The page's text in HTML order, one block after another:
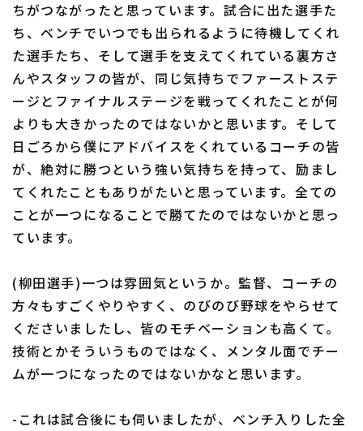
ちがつながったと思っています。試合に出た選手た
ち、ベンチでいつでも出られるように待機してくれ
た選手たち、そして選手を支えてくれている裏方さ
んやスタッフの皆が、同じ気持ちでファーストステ
ージとファイナルステージを戦ってくれたことが何
よりも大きかったのではないかと思います。そして
日ごろから僕にアドバイスをくれているコーチの皆
が、絶対に勝つという強い気持ちを持って、励まし
てくれたこともありがたいと思っています。全ての
ことが一つになることで勝てたのではないかと思っ
ています。
(柳田選手)一つは雰囲気というか。監督、コーチの
方々もすごくやりやすく、のびのび野球をやらせて
くださいましたし、皆のモチベーションも高くて。
技術とかそういうものではなく、メンタル面でチー
ムが一つになったのではないかなと思います。
-これは試合後にも伺いましたが、ベンチ入りした全